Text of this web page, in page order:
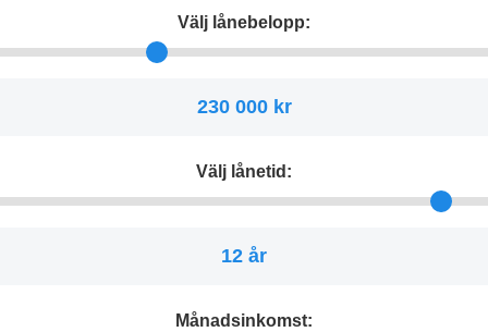
Välj lånebelopp:
230 000 kr
Välj lånetid:
12 år
Månadsinkomst: